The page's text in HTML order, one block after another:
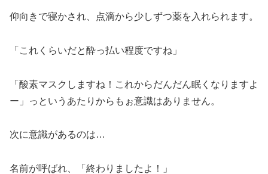
仰向きで寝かされ、点滴から少しずつ薬を入れられます。
「これくらいだと酔っ払い程度ですね」
「酸素マスクしますね！これからだんだん眠くなりますよ
ー」っというあたりからもぉ意識はありません。
次に意識があるのは…
名前が呼ばれ、「終わりましたよ！」